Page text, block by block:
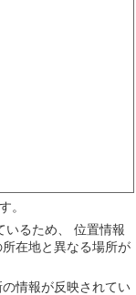
。
いるため、 位置情報
在地と異なる場所が
情報が反映されてい